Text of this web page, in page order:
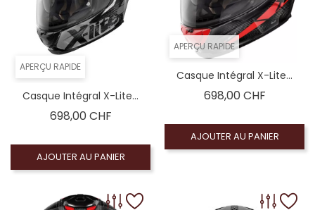
APERÇU RAPIDE
Casque Intégral X-Lite...
698,00 CHFPrix
AJOUTER AU PANIER
APERÇU RAPIDE
Casque Intégral X-Lite...
698,00 CHFPrix
AJOUTER AU PANIER